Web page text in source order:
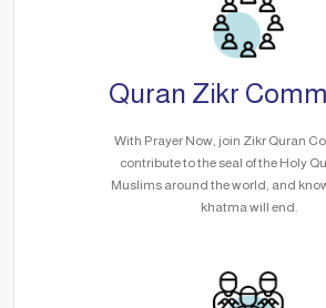
Quran Zikr
With Prayer Now, join Zikr Quran
contribute to the seal of the Holy
Muslims around the world, and
khatma will end.